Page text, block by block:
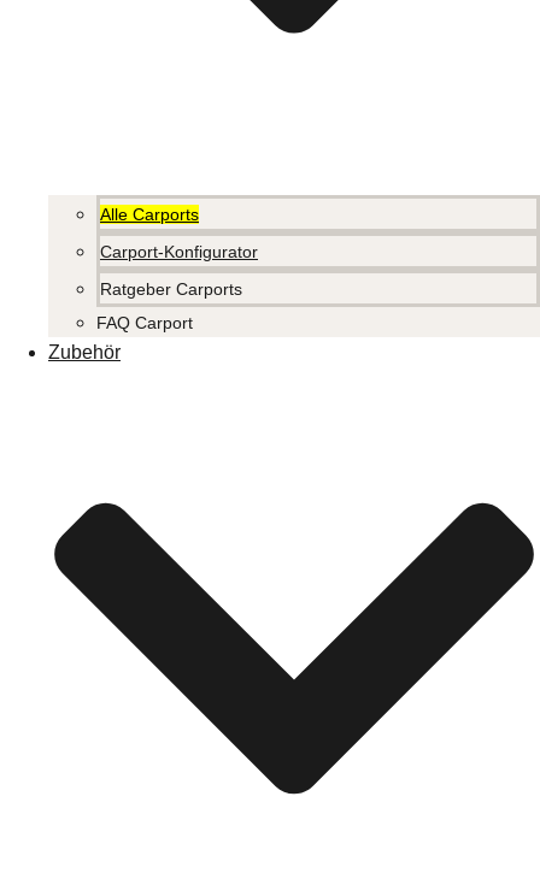
Alle Carports
Carport-Konfigurator
Ratgeber Carports
FAQ Carport
Zubehör